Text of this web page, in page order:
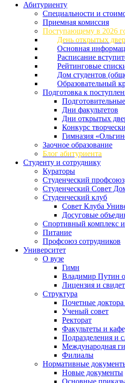
Абитуриенту
Специальности и
Приемная комиссия
Поступающему в 2026
День открытых
Основная
Расписание
Рейтинговые
Дом студентов
Образовательный
Подготовка к
Дни факультетов
Дни открытых
Конкурс
Гимназия
Заочное образование
Блог абитуриента
Студенту и сотруднику
Кураторы
Студенческий профсоюз
Студенческий Совет
Студенческий клуб
Совет Клуба
Досуговые
Спортивный комплекс
Питание
Профсоюз сотрудников
Университет
О вузе
Гимн
Владимир Путин
Лицензия и
Структура
Почетные доктора
Ученый совет
Ректорат
Факультеты и
Подразделения и
Международная
Филиалы
Нормативные
Новые документы
Основные